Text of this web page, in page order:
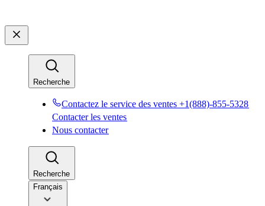
Recherche​​
Contactez le service des ventes +1(888)-855-5328​​
Contacter les ventes​​
Nous contacter​​
Recherche​​
Français